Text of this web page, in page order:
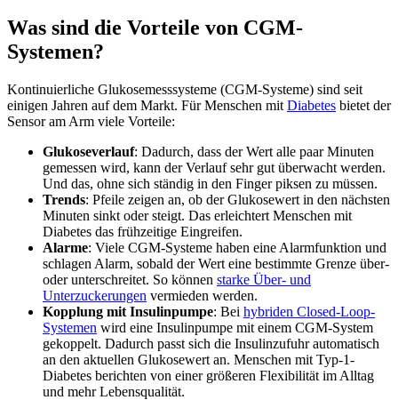
Was sind die Vorteile von CGM-
Systemen?
Kontinuierliche Glukosemesssysteme (CGM-Systeme) sind seit
einigen Jahren auf dem Markt. Für Menschen mit Diabetes bietet der
Sensor am Arm viele Vorteile:
Glukoseverlauf: Dadurch, dass der Wert alle paar Minuten
gemessen wird, kann der Verlauf sehr gut überwacht werden.
Und das, ohne sich ständig in den Finger piksen zu müssen.
Trends: Pfeile zeigen an, ob der Glukosewert in den nächsten
Minuten sinkt oder steigt. Das erleichtert Menschen mit
Diabetes das frühzeitige Eingreifen.
Alarme: Viele CGM-Systeme haben eine Alarmfunktion und
schlagen Alarm, sobald der Wert eine bestimmte Grenze über-
oder unterschreitet. So können starke Über- und
Unterzuckerungen vermieden werden.
Kopplung mit Insulinpumpe: Bei hybriden Closed-Loop-
Systemen wird eine Insulinpumpe mit einem CGM-System
gekoppelt. Dadurch passt sich die Insulinzufuhr automatisch
an den aktuellen Glukosewert an. Menschen mit Typ-1-
Diabetes berichten von einer größeren Flexibilität im Alltag
und mehr Lebensqualität.